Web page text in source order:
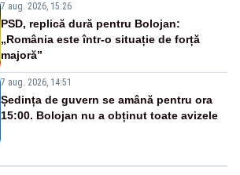
7 aug. 2026, 15:26
PSD, replică dură pentru Bolojan:
„România este într-o situație de forță
majoră”
7 aug. 2026, 14:51
Ședința de guvern se amână pentru ora
15:00. Bolojan nu a obținut toate avizele